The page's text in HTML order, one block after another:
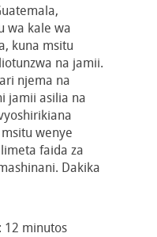
wa kale wa
kuna msitu
na jamii.
njema na
jamii asilia na
wenye
faida za
Dakika
12 minutos